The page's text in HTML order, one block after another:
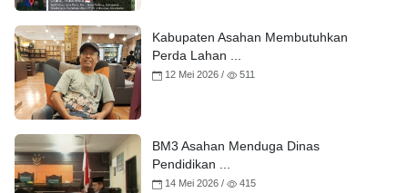
Kabupaten Asahan Membutuhkan
Perda Lahan ...
12 Mei 2026 / 511
BM3 Asahan Menduga Dinas
Pendidikan ...
14 Mei 2026 / 415